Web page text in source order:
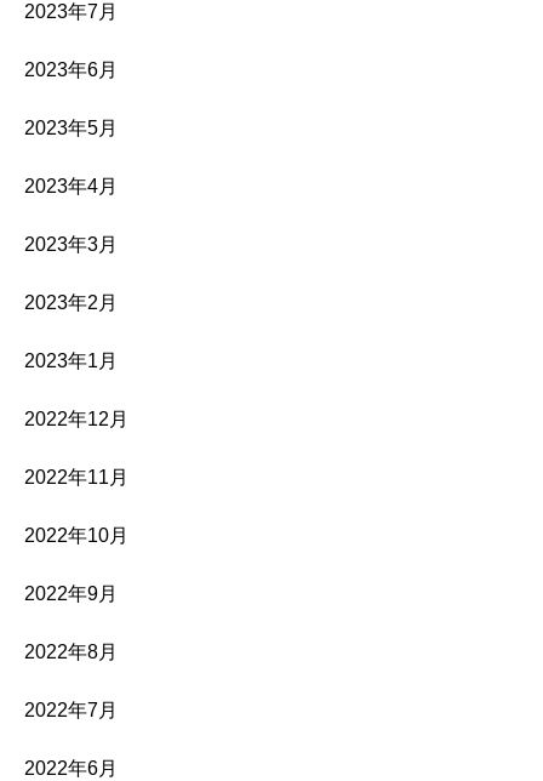
2023年7月
2023年6月
2023年5月
2023年4月
2023年3月
2023年2月
2023年1月
2022年12月
2022年11月
2022年10月
2022年9月
2022年8月
2022年7月
2022年6月